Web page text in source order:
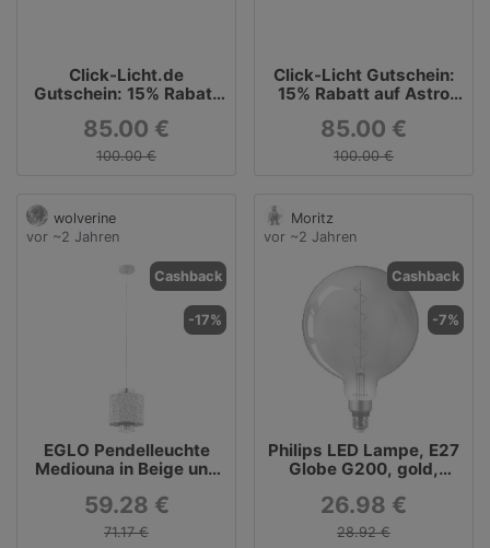
Click-Licht.de
Gutschein: 15% Rabatt
Sortiment
85.00 €
100.00 €
Click-Licht Gutschein:
15% Rabatt auf Astro
85.00 €
100.00 €
wolverine
vor ~2 Jahren
Cashback
-17%
EGLO Pendelleuchte
Mediouna in Beige und
59.28 €
71.17 €
Moritz
vor ~2 Jahren
Cashback
-7%
Philips LED Lampe, E27
Globe G200, gold,
26.98 €
28.92 €